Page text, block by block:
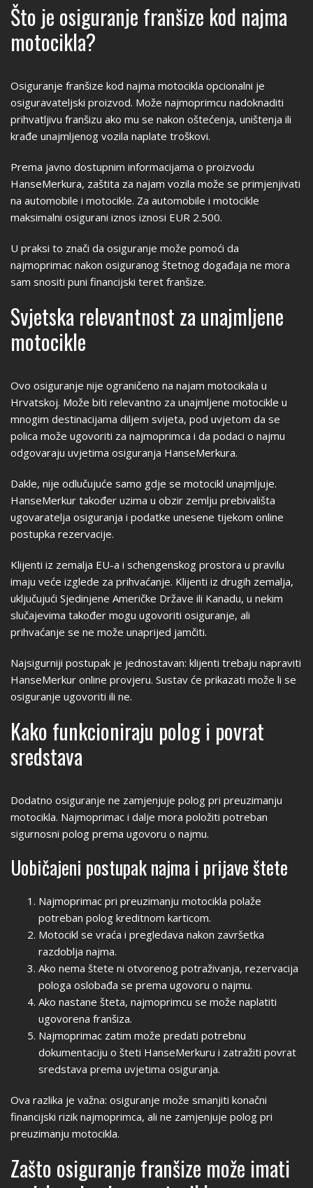
Što je osiguranje franšize kod najma
motocikla?
Osiguranje franšize kod najma motocikla opcionalni je
osiguravateljski proizvod. Može najmoprimcu nadoknaditi
prihvatljivu franšizu ako mu se nakon oštećenja, uništenja ili
krađe unajmljenog vozila naplate troškovi.
Prema javno dostupnim informacijama o proizvodu
HanseMerkura, zaštita za najam vozila može se primjenjivati
na automobile i motocikle. Za automobile i motocikle
maksimalni osigurani iznos iznosi EUR 2.500.
U praksi to znači da osiguranje može pomoći da
najmoprimac nakon osiguranog štetnog događaja ne mora
sam snositi puni financijski teret franšize.
Svjetska relevantnost za unajmljene
motocikle
Ovo osiguranje nije ograničeno na najam motocikala u
Hrvatskoj. Može biti relevantno za unajmljene motocikle u
mnogim destinacijama diljem svijeta, pod uvjetom da se
polica može ugovoriti za najmoprimca i da podaci o najmu
odgovaraju uvjetima osiguranja HanseMerkura.
Dakle, nije odlučujuće samo gdje se motocikl unajmljuje.
HanseMerkur također uzima u obzir zemlju prebivališta
ugovaratelja osiguranja i podatke unesene tijekom online
postupka rezervacije.
Klijenti iz zemalja EU-a i schengenskog prostora u pravilu
imaju veće izglede za prihvaćanje. Klijenti iz drugih zemalja,
uključujući Sjedinjene Američke Države ili Kanadu, u nekim
slučajevima također mogu ugovoriti osiguranje, ali
prihvaćanje se ne može unaprijed jamčiti.
Najsigurniji postupak je jednostavan: klijenti trebaju napraviti
HanseMerkur online provjeru. Sustav će prikazati može li se
osiguranje ugovoriti ili ne.
Kako funkcioniraju polog i povrat
sredstava
Dodatno osiguranje ne zamjenjuje polog pri preuzimanju
motocikla. Najmoprimac i dalje mora položiti potreban
sigurnosni polog prema ugovoru o najmu.
Uobičajeni postupak najma i prijave štete
Najmoprimac pri preuzimanju motocikla polaže
potreban polog kreditnom karticom.
Motocikl se vraća i pregledava nakon završetka
razdoblja najma.
Ako nema štete ni otvorenog potraživanja, rezervacija
pologa oslobađa se prema ugovoru o najmu.
Ako nastane šteta, najmoprimcu se može naplatiti
ugovorena franšiza.
Najmoprimac zatim može predati potrebnu
dokumentaciju o šteti HanseMerkuru i zatražiti povrat
sredstava prema uvjetima osiguranja.
Ova razlika je važna: osiguranje može smanjiti konačni
financijski rizik najmoprimca, ali ne zamjenjuje polog pri
preuzimanju motocikla.
Zašto osiguranje franšize može imati